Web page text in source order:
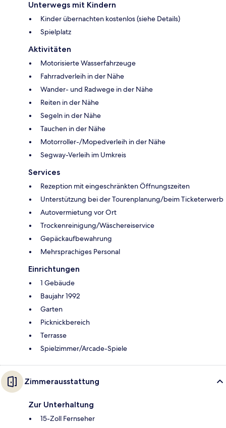
Unterwegs mit Kindern
Kinder übernachten kostenlos (siehe Details)
Spielplatz
Aktivitäten
Motorisierte Wasserfahrzeuge
Fahrradverleih in der Nähe
Wander- und Radwege in der Nähe
Reiten in der Nähe
Segeln in der Nähe
Tauchen in der Nähe
Motorroller-/Mopedverleih in der Nähe
Segway-Verleih im Umkreis
Services
Rezeption mit eingeschränkten Öffnungszeiten
Unterstützung bei der Tourenplanung/beim Ticketerwerb
Autovermietung vor Ort
Trockenreinigung/Wäschereiservice
Gepäckaufbewahrung
Mehrsprachiges Personal
Einrichtungen
1 Gebäude
Baujahr 1992
Garten
Picknickbereich
Terrasse
Spielzimmer/Arcade-Spiele
Zimmerausstattung
Zur Unterhaltung
15-Zoll Fernseher